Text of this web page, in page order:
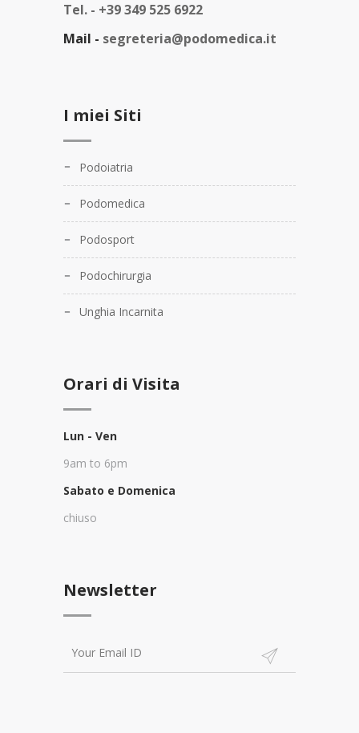
Tel. - +39 349 525 6922
Mail - segreteria@podomedica.it
I miei Siti
Podoiatria
Podomedica
Podosport
Podochirurgia
Unghia Incarnita
Orari di Visita
Lun - Ven
9am to 6pm
Sabato e Domenica
chiuso
Newsletter